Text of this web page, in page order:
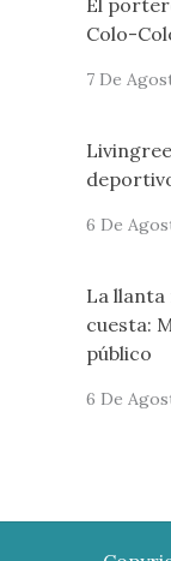
Colo-
7 De
6 De
La llanta
cuesta:
público
6 De